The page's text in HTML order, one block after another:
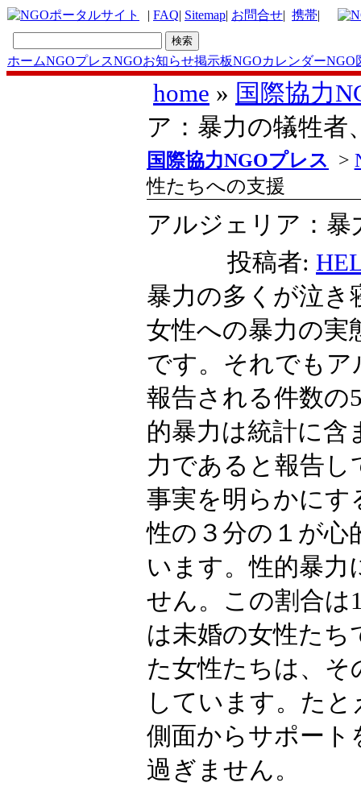
| FAQ| Sitemap| お問合せ| 携帯|
ホームNGOプレスNGOお知らせ掲示板NGOカレンダーNGO
home » 国際協力
ア：暴力の犠牲者
国際協力NGOプレス >
性たちへの支援
アルジェリア：
投稿者:
暴力の多くが泣き
女性への暴力の実
です。それでもア
報告される件数の
的暴力は統計に含
力であると報告し
事実を明らかにす
性の３分の１が心
います。性的暴
せん。この割合は
は未婚の女性た
た女性たちは、そ
しています。た
側面からサポート
過ぎません。